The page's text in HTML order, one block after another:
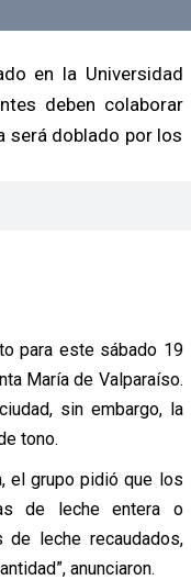
en la Universidad
deben colaborar
será doblado por los
para este sábado 19
María de Valparaíso.
sin embargo, la
tono.
el grupo pidió que los
de leche entera o
de leche recaudados,
anunciaron.